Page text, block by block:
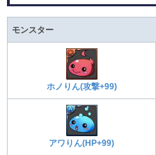
モンスター
ホノりん(攻撃+99)
アワりん(HP+99)